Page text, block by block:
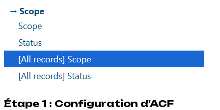
Étape 1 : Configuration d'ACF